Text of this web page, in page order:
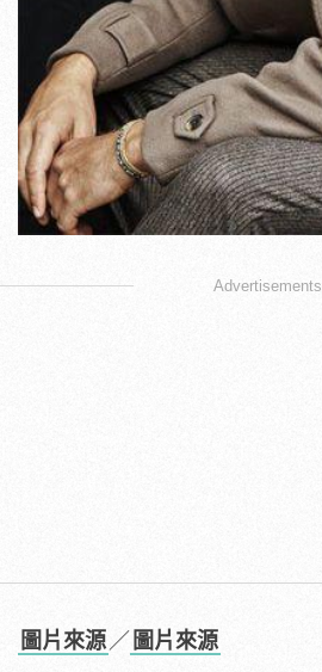
Advertisements
圖片來源 ／ 圖片來源